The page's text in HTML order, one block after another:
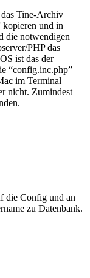
Tine-Archiv
kopieren und in
die notwendigen
PHP das
ist das der
“config.inc.php”
im Terminal
nicht. Zumindest
die Config und an
zu Datenbank.